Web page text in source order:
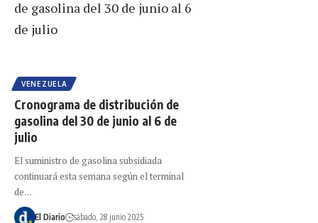
VENEZUELA
Cronograma de distribución de
gasolina del 30 de junio al 6 de
julio
El suministro de gasolina subsidiada
continuará esta semana según el terminal
de…
El Diario sábado, 28 junio 2025